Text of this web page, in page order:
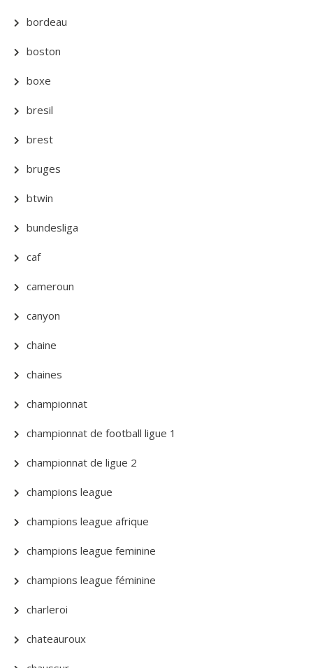
bordeau
boston
boxe
bresil
brest
bruges
btwin
bundesliga
caf
cameroun
canyon
chaine
chaines
championnat
championnat de football ligue 1
championnat de ligue 2
champions league
champions league afrique
champions league feminine
champions league féminine
charleroi
chateauroux